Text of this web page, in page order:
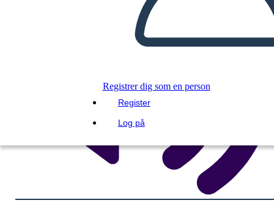
Registrer dig som en person
Register
Log på